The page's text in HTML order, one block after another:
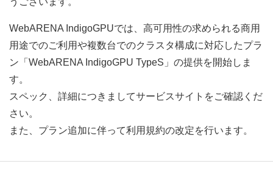
WebARENA IndigoGPUでは、高可用性の求められる商用
用途でのご利用や複数台でのクラスタ構成に対応したプラ
ン「WebARENA IndigoGPU TypeS」の提供を開始しま
す。
スペック、詳細につきましてサービスサイトをご確認くだ
さい。
また、プラン追加に伴って利用規約の改定を行います。